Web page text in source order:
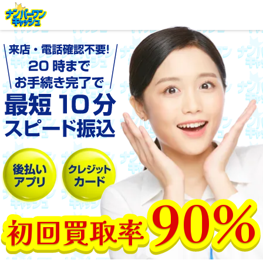
初回買取率90%